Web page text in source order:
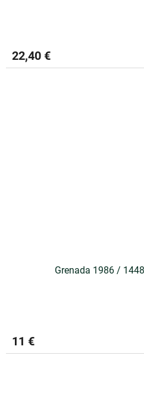
22,40 €
Grenada 1986 /
11 €